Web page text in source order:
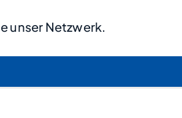
unser Netzwerk.